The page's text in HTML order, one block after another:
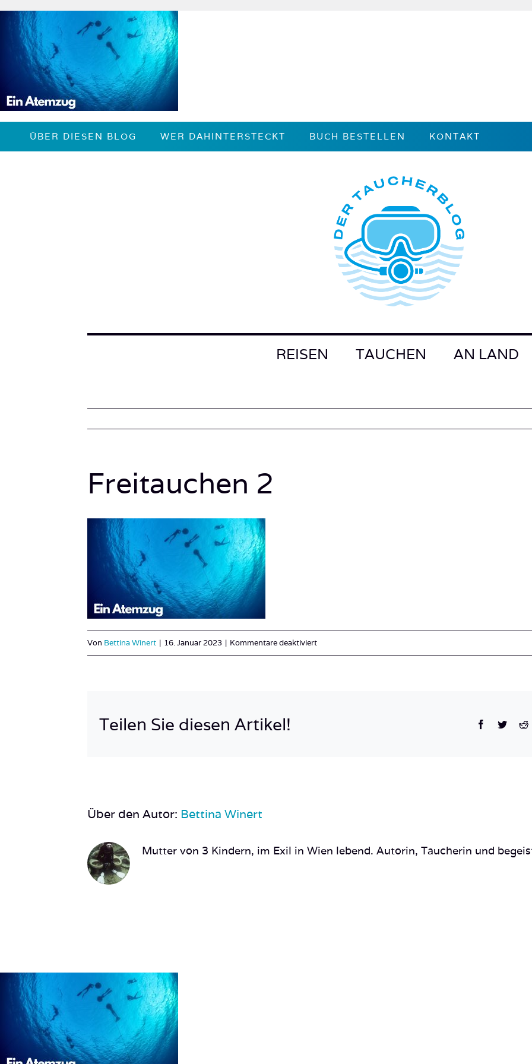
Zum
Inhalt
springen
ÜBER DIESEN BLOG WER DAHINTERSTECKT BUCH BESTELLEN KONTAKT
REISEN TAUCHEN AN LAND
Freitauchen 2
Von Bettina Winert | 16. Januar 2023 | Kommentare deaktiviertfür
Teilen Sie diesen Artikel! Facebook
Twitter
Über den Autor: Bettina Winert
Mutter von 3 Kindern, im Exil in Wien lebend. Autorin, Taucherin und